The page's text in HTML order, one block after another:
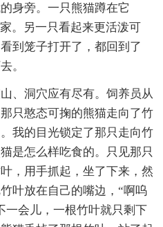
身旁。一只熊猫蹲在它
。另一只看起来更活泼可
到笼子打开了，都回到了
。
、洞穴应有尽有。饲养员从
只憨态可掬的熊猫走向了竹
我的目光锁定了那只走向竹
是怎么样吃食的。只见那只
，用手抓起，坐了下来，然
叶放在自己的嘴边，“啊呜
一会儿，一根竹叶就只剩下